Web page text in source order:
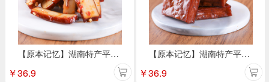
【原本记忆】湖南特产平江豆干休闲小吃零食 香辣豆干380g/包
￥36.9
【原本记忆】湖南特产平江豆干休闲小吃零食 卤香豆干卤香味380g/包
￥36.9